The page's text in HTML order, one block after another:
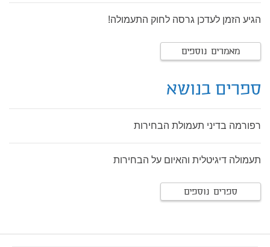
הגיע הזמן לעדכן גרסה לחוק התעמולה!
מאמרים נוספים
ספרים בנושא
רפורמה בדיני תעמולת הבחירות
תעמולה דיגיטלית והאיום על הבחירות
ספרים נוספים